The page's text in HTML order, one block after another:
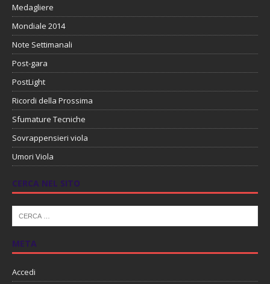
Medagliere
Mondiale 2014
Note Settimanali
Post-gara
PostLight
Ricordi della Prossima
Sfumature Tecniche
Sovrappensieri viola
Umori Viola
CERCA NEL SITO
META
Accedi